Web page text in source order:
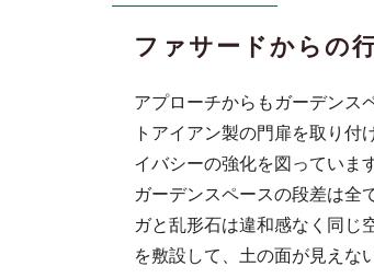
ファサードからの
アプローチからもガーデンス
トアイアン製の門扉を取り
イバシーの強化を図っています
ガーデンスペースの段差は全
ガと乱形石は違和感なく同じ
を敷設して、土の面が見えな